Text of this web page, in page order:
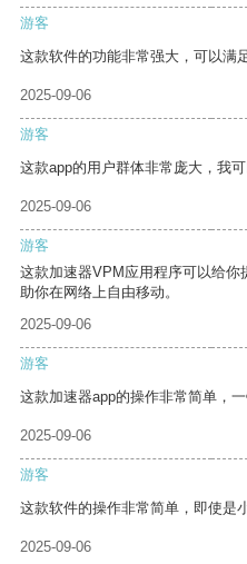
游客
这款软件的功能非常强大，可以满
2025-09-06
游客
这款app的用户群体非常庞大，我
2025-09-06
游客
这款加速器VPM应用程序可以给
助你在网络上自由移动。
2025-09-06
游客
这款加速器app的操作非常简单，
2025-09-06
游客
这款软件的操作非常简单，即使是
2025-09-06